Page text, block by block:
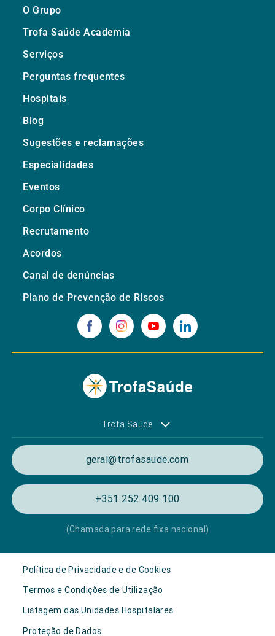
O Grupo
Trofa Saúde Academia
Serviços
Perguntas frequentes
Hospitais
Blog
Sugestões e reclamações
Especialidades
Eventos
Corpo Clínico
Recrutamento
Acordos
Canal de denúncias
Plano de Prevenção de Riscos
Trofa Saúde
geral@trofasaude.com
+351 252 409 100
(Chamada para rede fixa nacional)
Política de Privacidade e de Cookies
Termos e Condições de Utilização
Listagem das Unidades Hospitalares
Proteção de Dados